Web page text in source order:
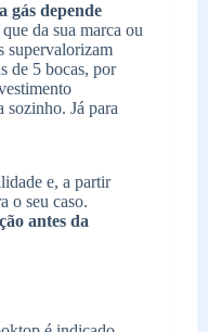
gás depende
da sua marca ou
supervalorizam
de 5 bocas, por
sozinho. Já para
e, a partir
o seu caso.
antes da